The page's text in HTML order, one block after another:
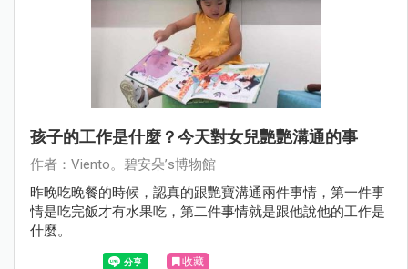
孩子的工作是什麼？今天對女兒艷艷溝通的事
作者：Viento。碧安朵’s博物館
昨晚吃晚餐的時候，認真的跟艷寶溝通兩件事情，第一件事
情是吃完飯才有水果吃，第二件事情就是跟他說他的工作是
什麼。
收藏